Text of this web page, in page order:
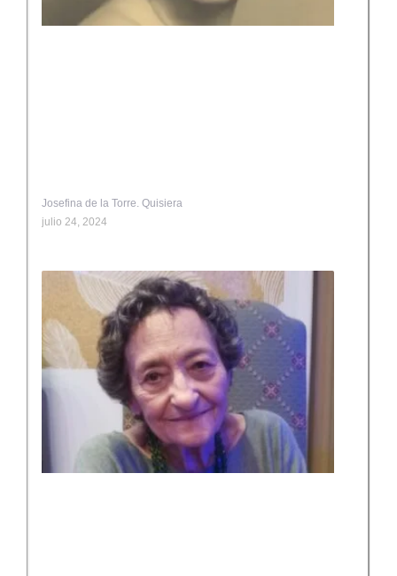
Josefina de la Torre. Quisiera
julio 24, 2024